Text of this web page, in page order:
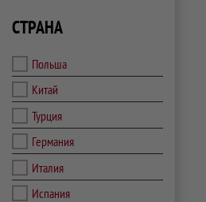
СТРАНА
Польша
Китай
Турция
Германия
Италия
Испания